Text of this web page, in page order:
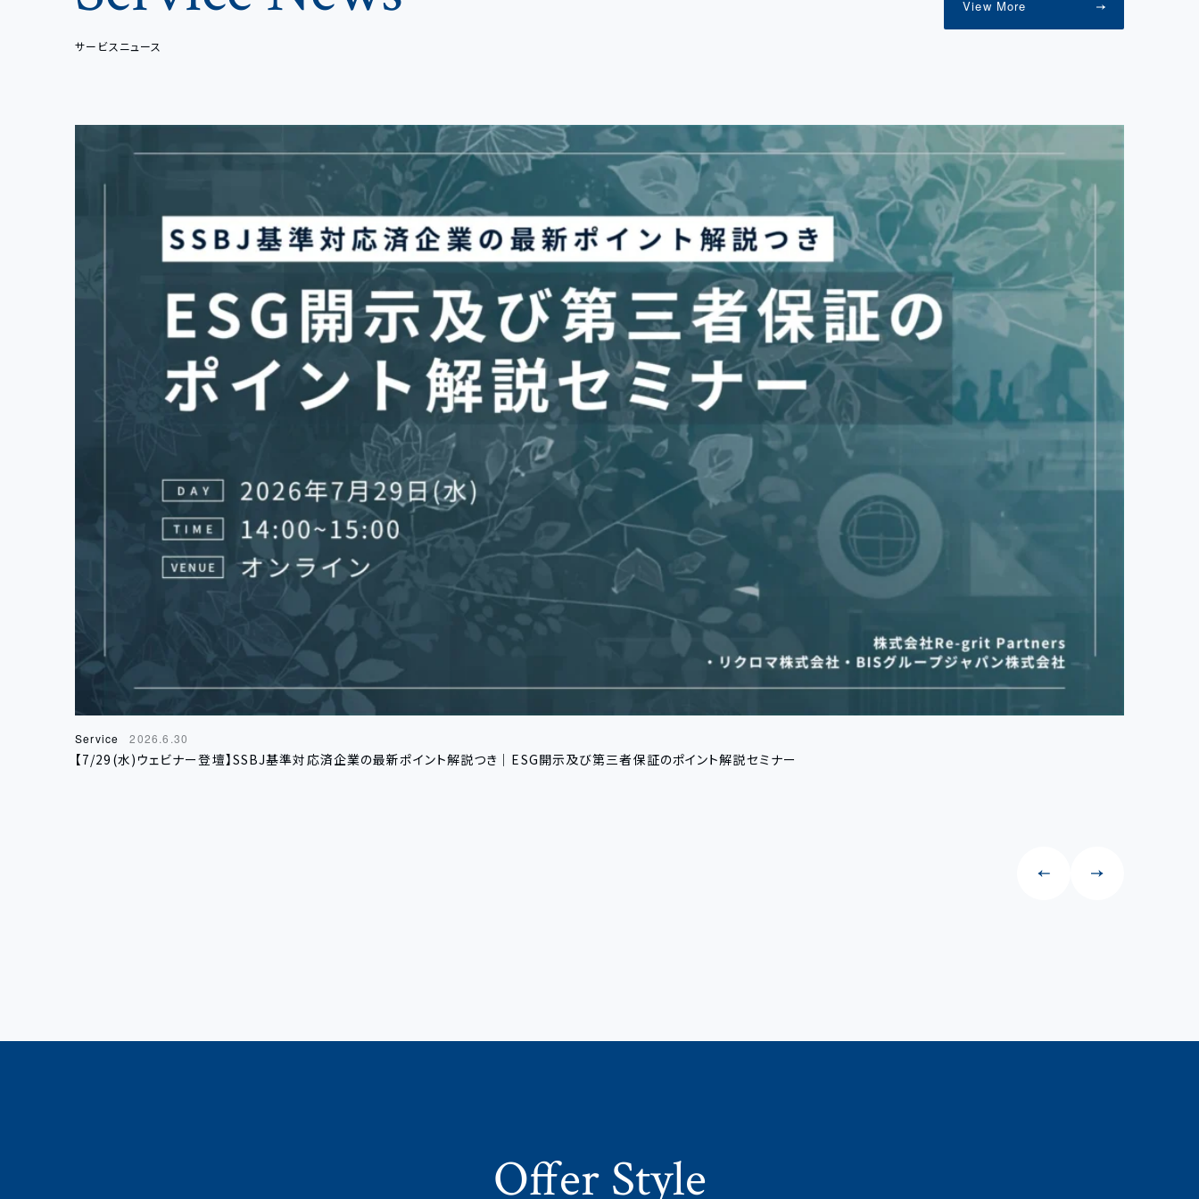
サービスニュース
View More
Service 2026.6.30
【7/29(水)ウェビナー登壇】SSBJ基準対応済企業の最新ポイント解説つき｜ESG開示及び第三者保証のポイント解説セミナー
Offer Style